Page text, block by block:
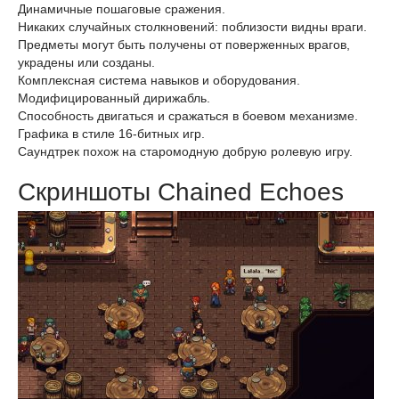
Динамичные пошаговые сражения.
Никаких случайных столкновений: поблизости видны враги.
Предметы могут быть получены от поверженных врагов,
украдены или созданы.
Комплексная система навыков и оборудования.
Модифицированный дирижабль.
Способность двигаться и сражаться в боевом механизме.
Графика в стиле 16-битных игр.
Саундтрек похож на старомодную добрую ролевую игру.
Скриншоты Chained Echoes